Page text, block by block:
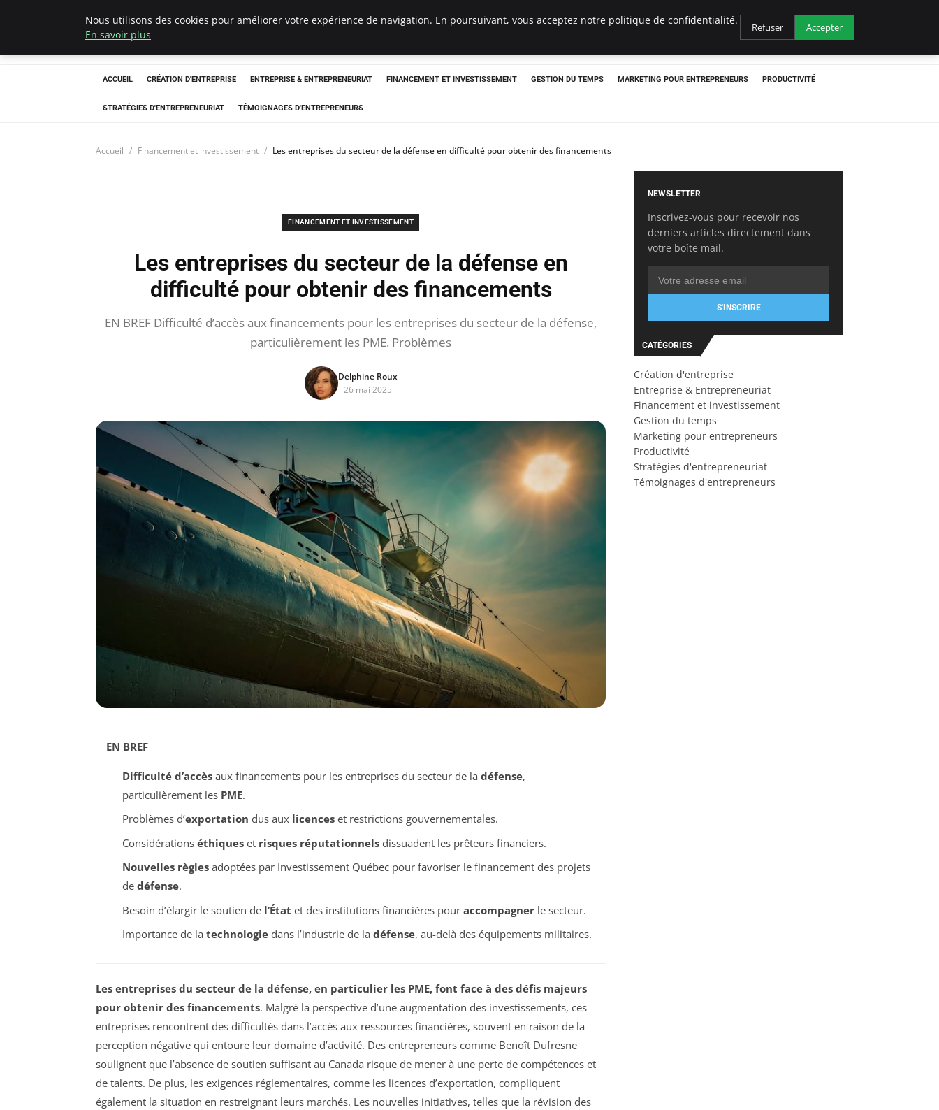
LECFCM
ACCUEIL CRÉATION D'ENTREPRISE ENTREPRISE & ENTREPRENEURIAT FINANCEMENT ET INVESTISSEMENT GESTION DU TEMPS MARKETING POUR ENTREPRENEURS PRODUCTIVITÉ
STRATÉGIES D'ENTREPRENEURIAT TÉMOIGNAGES D'ENTREPRENEURS
Accueil Financement et investissement Les entreprises du secteur de la défense en difficulté pour obtenir des financements
FINANCEMENT ET INVESTISSEMENT
Les entreprises du secteur de la défense en
difficulté pour obtenir des financements
EN BREF Difficulté d’accès aux financements pour les entreprises du secteur de la défense,
particulièrement les PME. Problèmes
Delphine Roux
26 mai 2025
EN BREF
Difficulté d’accèsaux financements pour les entreprises du secteur de la défense,
particulièrement les PME.
Problèmes d’exportation dus aux licenceset restrictions gouvernementales.
Considérations éthiqueset risques réputationnelsdissuadent les prêteurs financiers.
Nouvelles règlesadoptées par Investissement Québec pour favoriser le financement des projets
de défense.
Besoin d’élargir le soutien de l’État et des institutions financières pour accompagnerle secteur.
Importance de la technologiedans l’industrie de la défense, au-delà des équipements militaires.
Les entreprises du secteur de la défense, en particulier les PME, font face à des défis majeurs
pour obtenir des financements. Malgré la perspective d’une augmentation des investissements, ces
entreprises rencontrent des difficultés dans l’accès aux ressources financières, souvent en raison de la
perception négative qui entoure leur domaine d’activité. Des entrepreneurs comme Benoît Dufresne
soulignent que l’absence de soutien suffisant au Canada risque de mener à une perte de compétences et
de talents. De plus, les exigences réglementaires, comme les licences d’exportation, compliquent
également la situation en restreignant leurs marchés. Les nouvelles initiatives, telles que la révision des
NEWSLETTER
Inscrivez-vous pour recevoir nos
derniers articles directement dans
votre boîte mail.
S'INSCRIRE
CATÉGORIES
Création d'entreprise
Entreprise & Entrepreneuriat
Financement et investissement
Gestion du temps
Marketing pour entrepreneurs
Productivité
Stratégies d'entrepreneuriat
Témoignages d'entrepreneurs
Nous utilisons des cookies pour améliorer votre expérience de navigation. En poursuivant, vous acceptez notre politique de confidentialité.
En savoir plus
Refuser Accepter